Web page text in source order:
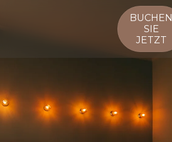
BUCHEN
SIE
JETZT